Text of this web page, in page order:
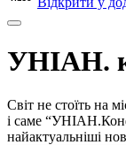
УНІАН.
Світ не стоїть на
і саме
найактуальніші